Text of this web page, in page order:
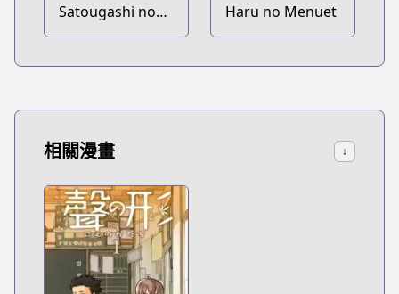
Satougashi no
Dangan wa
Haru no Menuet
相關漫畫 ↓